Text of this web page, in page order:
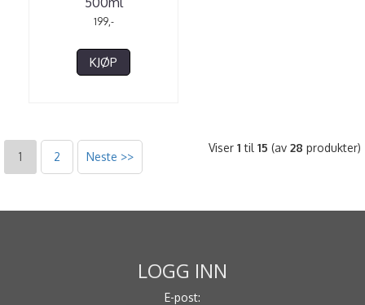
199,-
KJØP
1 2 Neste >>
Viser 1 til 15 (av 28 produkter)
LOGG INN
E-post: